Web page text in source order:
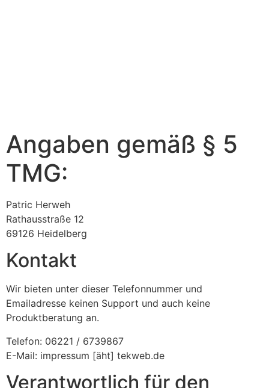
Angaben gemäß § 5
TMG:
Patric Herweh
Rathausstraße 12
69126 Heidelberg
Kontakt
Wir bieten unter dieser Telefonnummer und
Emailadresse keinen Support und auch keine
Produktberatung an.
Telefon: 06221 / 6739867
E-Mail: impressum [äht] tekweb.de
Verantwortlich für den